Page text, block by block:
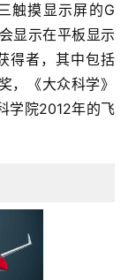
触摸显示屏的G
显示在平板显示
得者，其中包括
，《大众科学》
学院2012年的飞